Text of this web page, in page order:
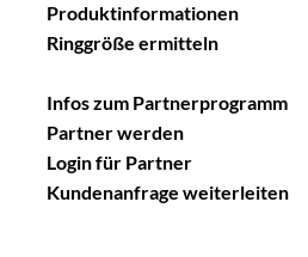
Produktinformationen
Ringgröße ermitteln
Infos zum Partnerprogramm
Partner werden
Login für Partner
Kundenanfrage weiterleiten